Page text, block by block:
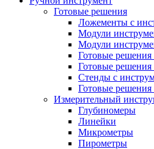
Готовые решения
Ложементы с
Модули
Модули
Готовые
Готовые
Стенды с
Готовые
Измерительный
Глубиномеры
Линейки
Микрометры
Пирометры